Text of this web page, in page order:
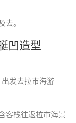
去。
凹造型
发去拉市海游
客栈往返拉市海景